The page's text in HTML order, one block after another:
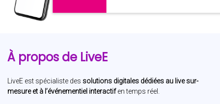
À propos de LiveE
LiveE est spécialiste des solutions digitales dédiées au live sur-
mesure et à l’événementiel interactifen temps réel.